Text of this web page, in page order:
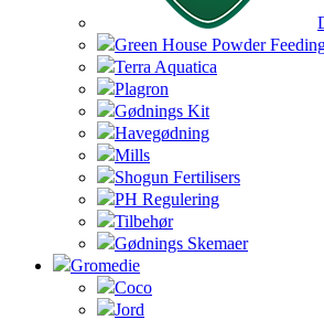
Green House Powder
Terra Aquatica
Plagron
Gødnings Kit
Havegødning
Mills
Shogun Fertilisers
PH Regulering
Tilbehør
Gødnings Skemaer
Gromedie
Coco
Jord